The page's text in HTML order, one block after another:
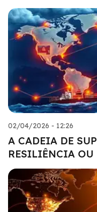
02/04/2026 - 12:26
A CADEIA DE
RESILIÊNCIA OU